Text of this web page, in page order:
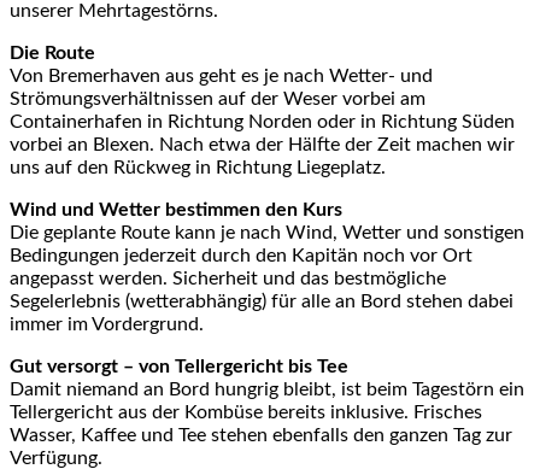
unserer Mehrtagestörns.
Die Route
Von Bremerhaven aus geht es je nach Wetter- und
Strömungsverhältnissen auf der Weser vorbei am
Containerhafen in Richtung Norden oder in Richtung Süden
vorbei an Blexen. Nach etwa der Hälfte der Zeit machen wir
uns auf den Rückweg in Richtung Liegeplatz.
Wind und Wetter bestimmen den Kurs
Die geplante Route kann je nach Wind, Wetter und sonstigen
Bedingungen jederzeit durch den Kapitän noch vor Ort
angepasst werden. Sicherheit und das bestmögliche
Segelerlebnis (wetterabhängig) für alle an Bord stehen dabei
immer im Vordergrund.
Gut versorgt – von Tellergericht bis Tee
Damit niemand an Bord hungrig bleibt, ist beim Tagestörn ein
Tellergericht aus der Kombüse bereits inklusive. Frisches
Wasser, Kaffee und Tee stehen ebenfalls den ganzen Tag zur
Verfügung.